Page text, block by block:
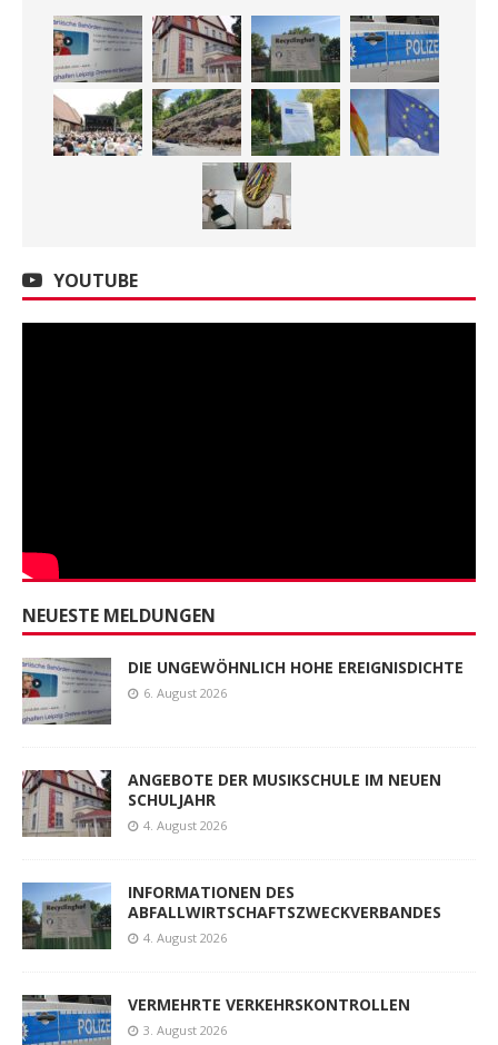
YOUTUBE
NEUESTE MELDUNGEN
DIE UNGEWÖHNLICH HOHE EREIGNISDICHTE
6. August 2026
ANGEBOTE DER MUSIKSCHULE IM NEUEN
SCHULJAHR
4. August 2026
INFORMATIONEN DES
ABFALLWIRTSCHAFTSZWECKVERBANDES
4. August 2026
VERMEHRTE VERKEHRSKONTROLLEN
3. August 2026